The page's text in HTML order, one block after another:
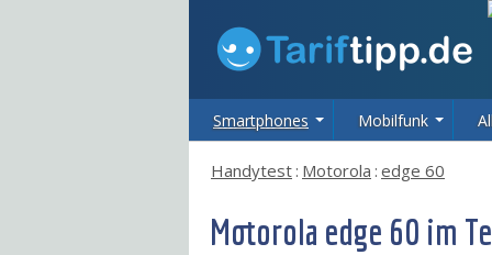
Smartphones Mobilfunk
Handytest : Motorola : edge 60
Motorola edge 60 im